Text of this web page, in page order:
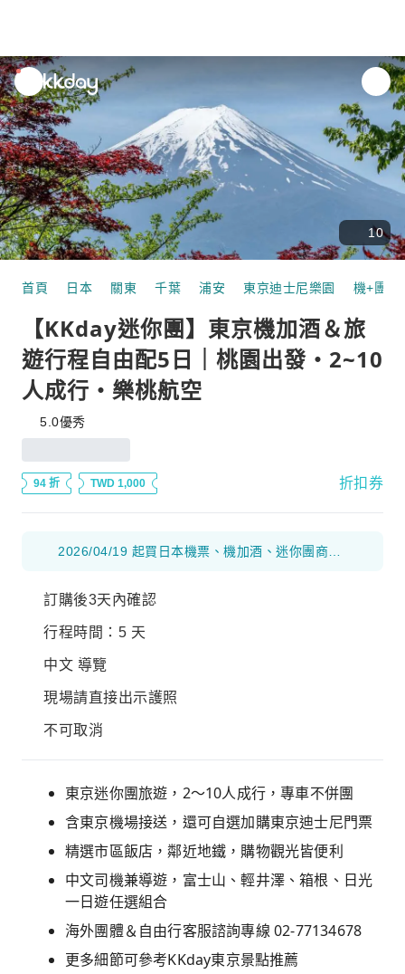
unread
notifications
10
首頁 日本 關東 千葉 浦安 東京迪士尼樂園 機+團體
【KKday迷你團】東京機加酒＆旅
遊行程自由配5日｜桃園出發・2~10
人成行・樂桃航空
5.0優秀
94 折 TWD 1,000 折扣券
訂購後3天內確認
行程時間：5 天
中文 導覽
現場請直接出示護照
不可取消
東京迷你團旅遊，2～10人成行，專車不併團
含東京機場接送，還可自選加購東京迪士尼門票
精選市區飯店，鄰近地鐵，購物觀光皆便利
中文司機兼導遊，富士山、輕井澤、箱根、日光
一日遊任選組合
海外團體＆自由行客服諮詢專線 02-77134678
更多細節可參考KKday東京景點推薦